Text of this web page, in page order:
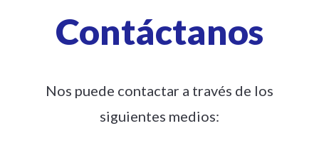
Contáctanos
Nos puede contactar a través de los
siguientes medios: